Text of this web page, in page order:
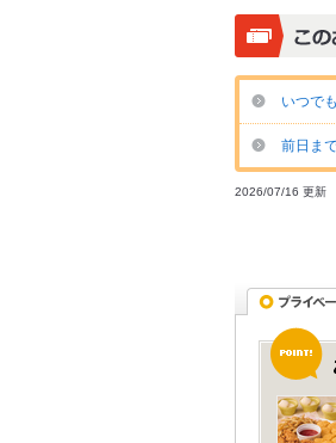
いつで
前日ま
2026/07/16 更新